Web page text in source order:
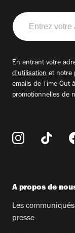
Entrez
votre
adresse
En entrant votre
d'utilisation et notre
emails de Time Out
promotionnelles de
A propos de
Les
presse